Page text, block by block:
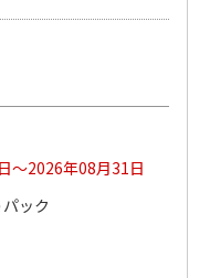
～2026年08月31日
ック